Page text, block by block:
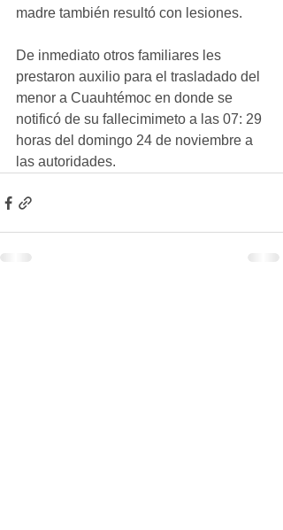
madre también resultó con lesiones.
De inmediato otros familiares les
prestaron auxilio para el trasladado del
menor a Cuauhtémoc en donde se
notificó de su fallecimimeto a las 07: 29
horas del domingo 24 de noviembre a
las autoridades.